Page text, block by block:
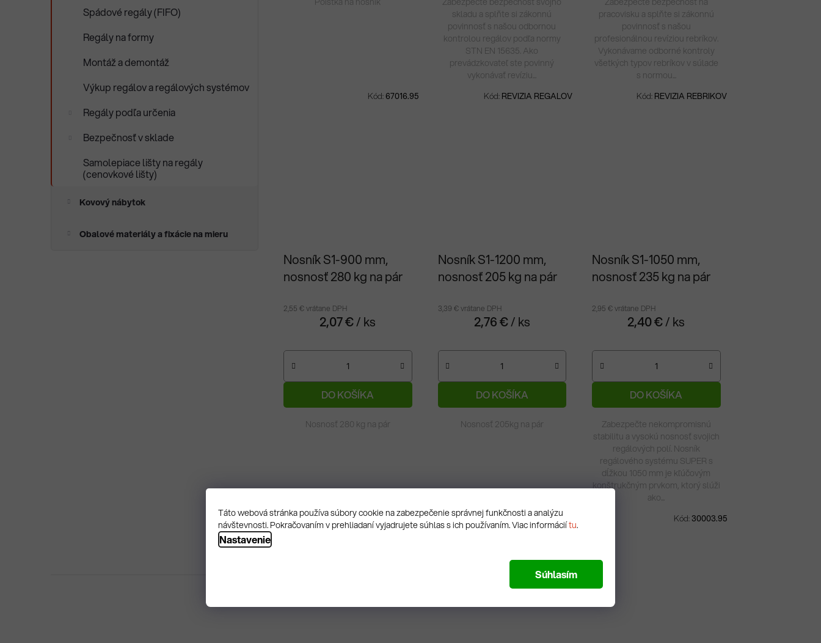
Táto webová stránka používa súbory cookie na zabezpečenie správnej funkčnosti a analýzu
návštevnosti. Pokračovaním v prehliadaní vyjadrujete súhlas s ich používaním. Viac informáciítu.
Nastavenie
Súhlasím
Spádové regály (FIFO)
Regály na formy
Montáž a demontáž
Výkup regálov a regálových systémov
Regály podľa určenia
Bezpečnosť v sklade
Samolepiace lišty na regály
(cenovkové lišty)
Kovový nábytok
Obalové materiály a fixácie na mieru
Kód:67016.95
skladu a splňte si zákonnú
povinnosť s našou odbornou
kontrolou regálov podľa normy
STN EN 15635. Ako
prevádzkovateľ ste povinný
vykonávať revíziu...
Kód: REVIZIA REGALOV
pracovisku a splňte si zákonnú
povinnosť s našou
profesionálnou revíziou rebríkov.
Vykonávame odborné kontroly
všetkých typov rebríkov v súlade
s normou...
Kód: REVIZIA REBRIKOV
Nosník S1-900 mm,
nosnosť 280 kg na pár
2,55 € vrátane DPH
2,07 €/ ks
DO KOŠÍKA
Skladom30 ks
Nosnosť 280 kg na pár
Kód: 30001.95
Nosník S1-1200 mm,
nosnosť 205 kg na pár
3,39 € vrátane DPH
2,76 €/ ks
DO KOŠÍKA
Skladom100 ks
Nosnosť 205kg na pár
Kód:30004.95
Nosník S1-1050 mm,
nosnosť 235 kg na pár
2,95 € vrátane DPH
2,40 €/ ks
DO KOŠÍKA
Skladom15 ks
Zabezpečte nekompromisnú
stabilitu a vysokú nosnosť svojich
regálových polí. Nosník
regálového systému SUPER s
dĺžkou 1050 mm je kľúčovým
konštrukčným prvkom, ktorý slúži
ako...
Kód: 30003.95